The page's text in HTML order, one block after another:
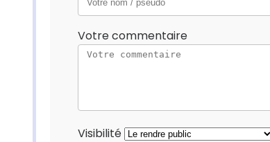
Votre commentaire
Visibilité